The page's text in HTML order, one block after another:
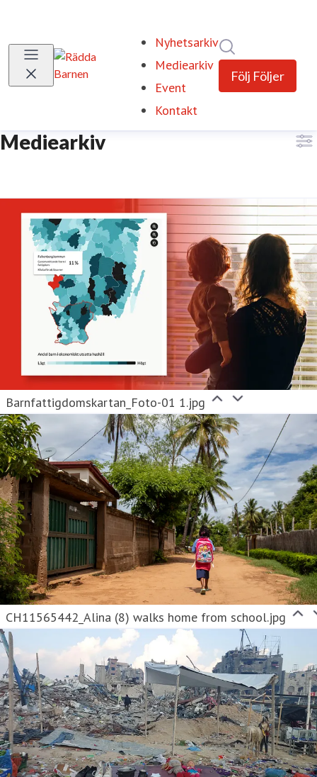
Nyhetsarkiv
Mediearkiv (current)
Event
Kontakt
Följ Följer
Mediearkiv
Barnfattigdomskartan_Foto-01 1.jpg
CH11565442_Alina (8) walks home from school.jpg